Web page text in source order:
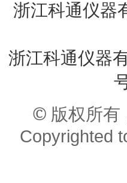
浙江科通仪
浙江科通仪器
© 版权所有
Copyrighted